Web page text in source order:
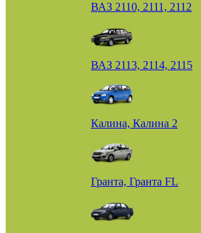
ВАЗ 2110, 2111, 2112
ВАЗ 2113, 2114, 2115
Калина, Калина 2
Гранта, Гранта FL